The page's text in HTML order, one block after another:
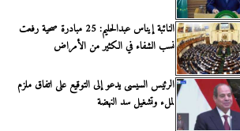
النائبة إيناس عبدالحليم: 25 مبادرة صحية رفعت
نسب الشفاء في الكثير من الأمراض
الرئيس السيسى يدعو إلى التوقيع على اتفاق ملزم
لملء وتشغيل سد النهضة